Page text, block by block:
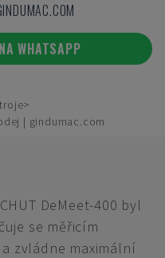
WHATSAPP
| gindumac.com
DeMeet-400 byl
se měřicím
a zvládne maximální